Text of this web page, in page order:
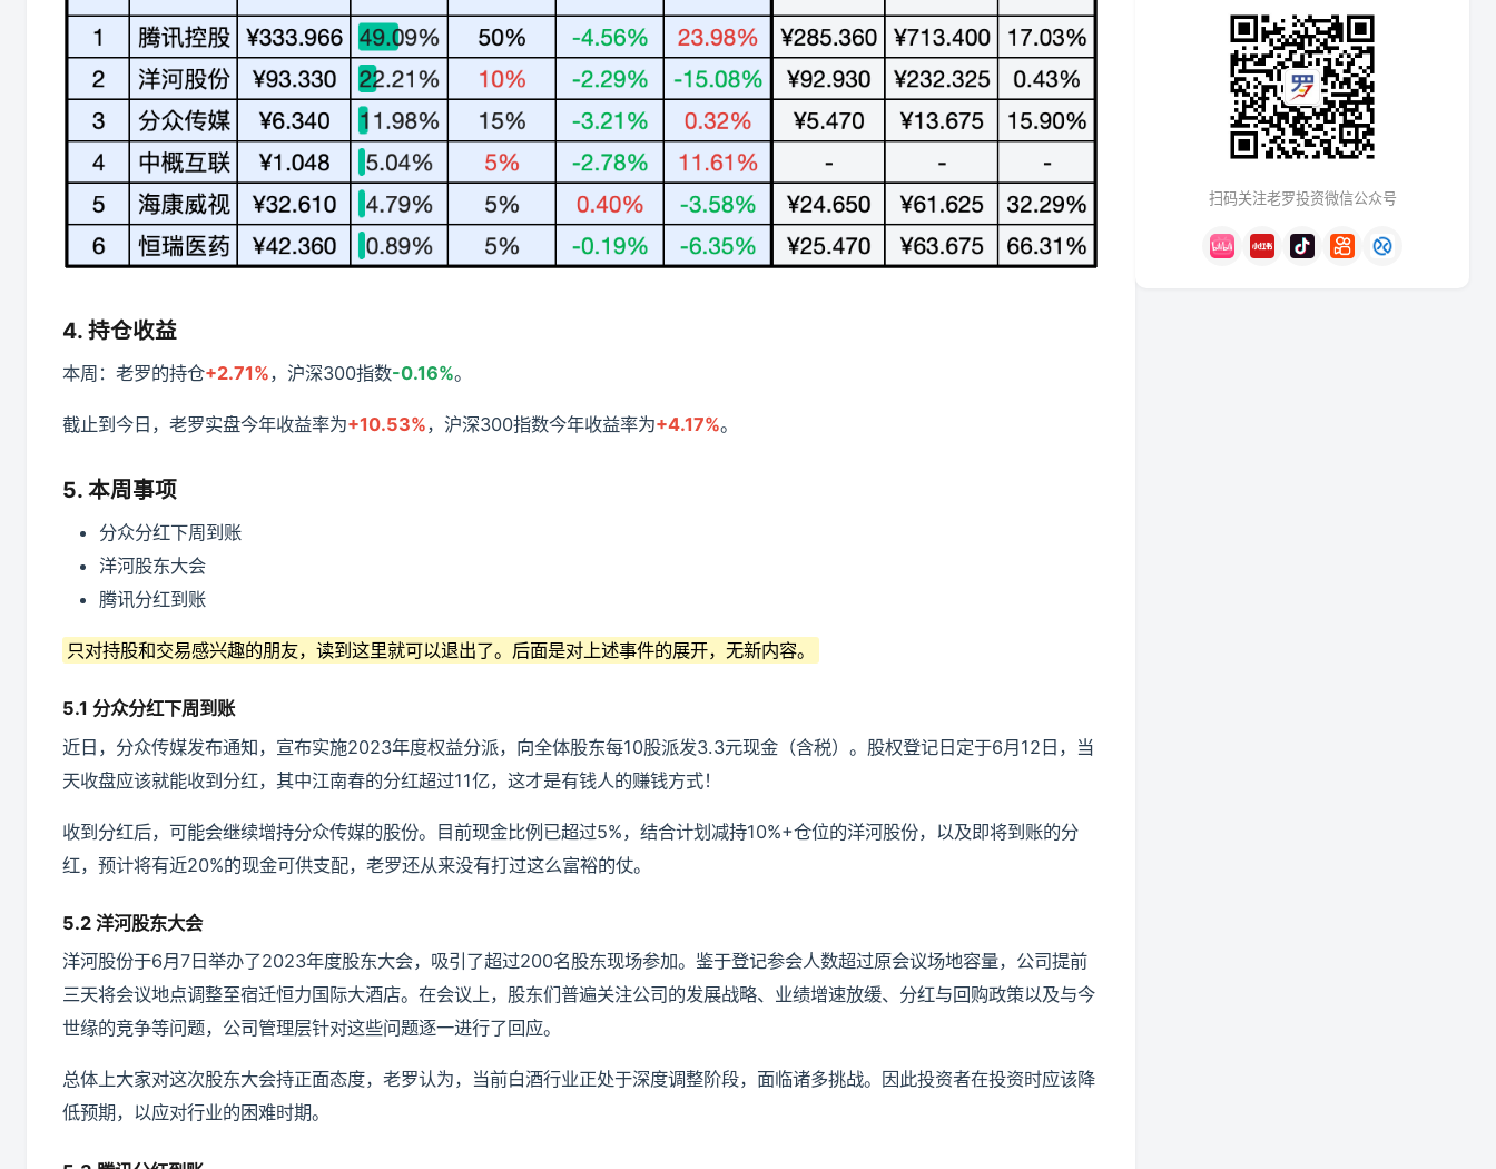
4. 持仓收益
本周：老罗的持仓+2.71% ，沪深300指数-0.16%。
截止到今日，老罗实盘今年收益率为+10.53% ，沪深300指数今年收益率为+4.17%。
5. 本周事项
分众分红下周到账
洋河股东大会
腾讯分红到账
只对持股和交易感兴趣的朋友，读到这里就可以退出了。后面是对上述事件的展开，无新内容。
5.1 分众分红下周到账
近日，分众传媒发布通知，宣布实施2023年度权益分派，向全体股东每10股派发3.3元现金（含税）。股权登记日定于6月12日，当
天收盘应该就能收到分红，其中江南春的分红超过11亿，这才是有钱人的赚钱方式！
收到分红后，可能会继续增持分众传媒的股份。目前现金比例已超过5%，结合计划减持10%+仓位的洋河股份，以及即将到账的分
红，预计将有近20%的现金可供支配，老罗还从来没有打过这么富裕的仗。
5.2 洋河股东大会
洋河股份于6月7日举办了2023年度股东大会，吸引了超过200名股东现场参加。鉴于登记参会人数超过原会议场地容量，公司提前
三天将会议地点调整至宿迁恒力国际大酒店。在会议上，股东们普遍关注公司的发展战略、业绩增速放缓、分红与回购政策以及与今
世缘的竞争等问题，公司管理层针对这些问题逐一进行了回应。
总体上大家对这次股东大会持正面态度，老罗认为，当前白酒行业正处于深度调整阶段，面临诸多挑战。因此投资者在投资时应该降
低预期，以应对行业的困难时期。
扫码关注老罗投资微信公众号